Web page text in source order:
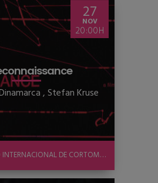
27
NOV
20:00
,Stefan Kruse
CONCURSO INTERNACIONAL DE CORTOMETRAJE